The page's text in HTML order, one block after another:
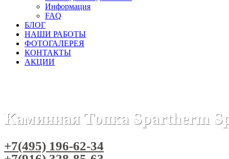
Информация
FAQ
БЛОГ
НАШИ РАБОТЫ
ФОТОГАЛЕРЕЯ
КОНТАКТЫ
АКЦИИ
Каминная Топка Spartherm
+7(495) 196-62-34